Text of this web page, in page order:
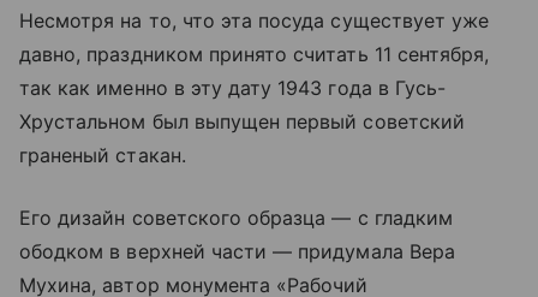
Несмотря на то, что эта посуда существует уже
давно, праздником принято считать 11 сентября,
так как именно в эту дату 1943 года в Гусь-
Хрустальном был выпущен первый советский
граненый стакан.
Его дизайн советского образца — с гладким
ободком в верхней части — придумала Вера
Мухина, автор монумента «Рабочий